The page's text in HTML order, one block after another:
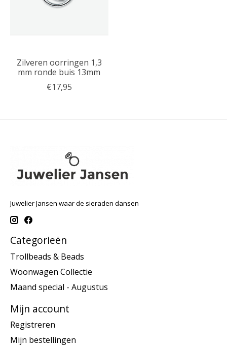
Zilveren oorringen 1,3
mm ronde buis 13mm
€17,95
Juwelier Jansen waar de sieraden dansen
Categorieën
Trollbeads & Beads
Woonwagen Collectie
Maand special - Augustus
Mijn account
Registreren
Mijn bestellingen